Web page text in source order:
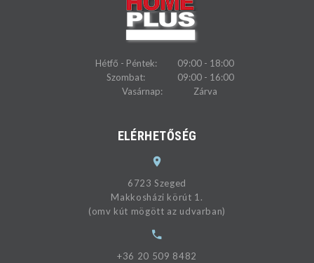
Hétfő - Péntek:
09:00 - 18:00
Szombat:
09:00 - 16:00
Vasárnap:
Zárva
ELÉRHETŐSÉG
6723 Szeged
Makkosházi körút 1.
(omv kút mögött az udvarban)
+36 20 509 8482